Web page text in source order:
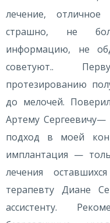
лечение,
страшно, не
информацию, не
советуют..
протезированию
до мелочей.
Артему
подход в моей
имплантация —
лечения
терапевту Диане
ассистенту.